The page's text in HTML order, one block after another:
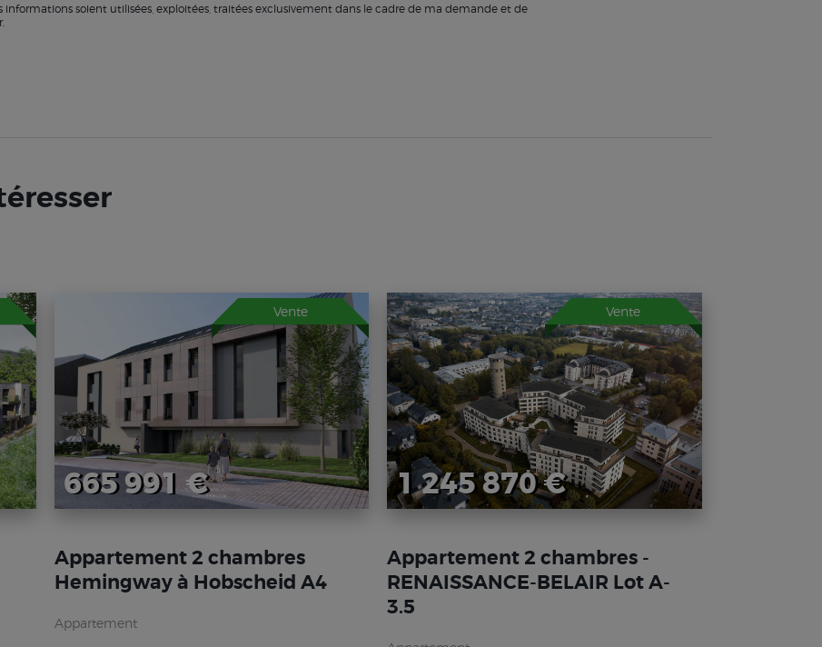
soient utilisées, exploitées, traitées exclusivement dans le cadre de ma demande et de
Vente
665 991 €
Appartement 2 chambres
Hemingway à Hobscheid A4
Appartement
Vente
1 245 870 €
Appartement 2 chambres -
RENAISSANCE-BELAIR Lot A-
3.5